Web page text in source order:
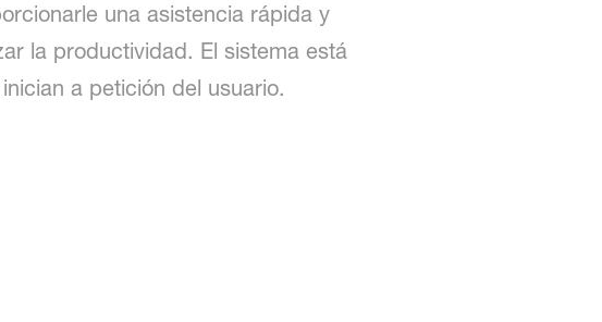
una asistencia rápida y
la productividad. El sistema está
a petición del usuario.